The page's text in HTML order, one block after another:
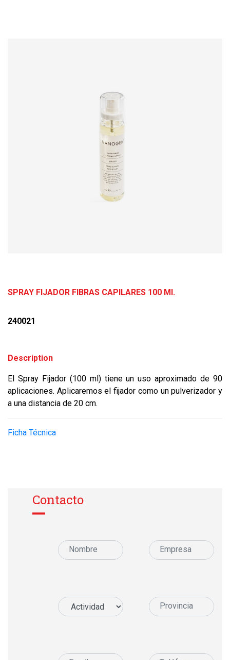
SPRAY FIJADOR FIBRAS CAPILARES 100 Ml.
240021
Description
El Spray Fijador (100 ml) tiene un uso aproximado de 90
aplicaciones. Aplicaremos el fijador como un pulverizador y
a una distancia de 20 cm.
Ficha Técnica
Contacto